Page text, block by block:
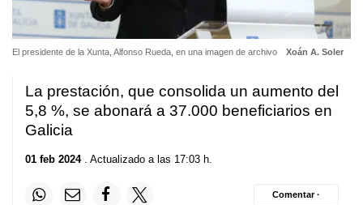
El presidente de la Xunta, Alfonso Rueda, en una imagen de archivo Xoán A. Soler
La prestación, que consolida un aumento del
5,8 %, se abonará a 37.000 beneficiarios en
Galicia
01 feb 2024. Actualizado a las 17:03 h.
Comentar ·